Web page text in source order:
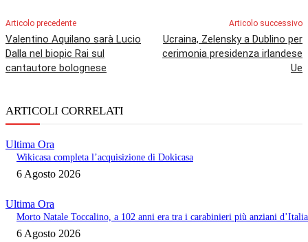
Articolo precedente
Valentino Aquilano sarà Lucio
Dalla nel biopic Rai sul
cantautore bolognese
Articolo successivo
Ucraina, Zelensky a Dublino per
cerimonia presidenza irlandese
Ue
ARTICOLI CORRELATI
Ultima Ora
Wikicasa completa l’acquisizione di Dokicasa
6 Agosto 2026
Ultima Ora
Morto Natale Toccalino, a 102 anni era tra i carabinieri più anziani d’Italia
6 Agosto 2026